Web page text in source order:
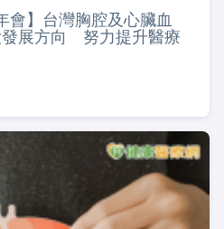
會】台灣胸腔及心臟血
發展方向 努力提升醫療